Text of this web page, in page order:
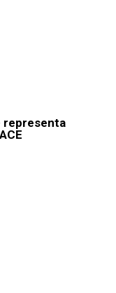
representa